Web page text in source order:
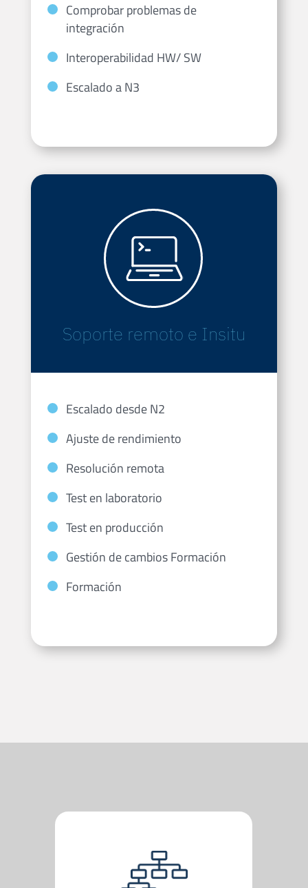
Comprobar problemas de
integración
Interoperabilidad HW/ SW
Escalado a N3
Soporte remoto e Insitu
Escalado desde N2
Ajuste de rendimiento
Resolución remota
Test en laboratorio
Test en producción
Gestión de cambios Formación
Formación